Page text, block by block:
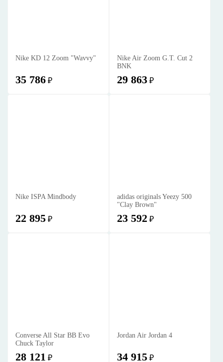
Nike KD 12 Zoom "Wavvy"
35 786 ₽
Nike Air Zoom G.T. Cut 2
BNK
29 863 ₽
Nike ISPA Mindbody
22 895 ₽
adidas originals Yeezy 500
"Clay Brown"
23 592 ₽
Converse All Star BB Evo
Chuck Taylor
28 121 ₽
Jordan Air Jordan 4
34 915 ₽